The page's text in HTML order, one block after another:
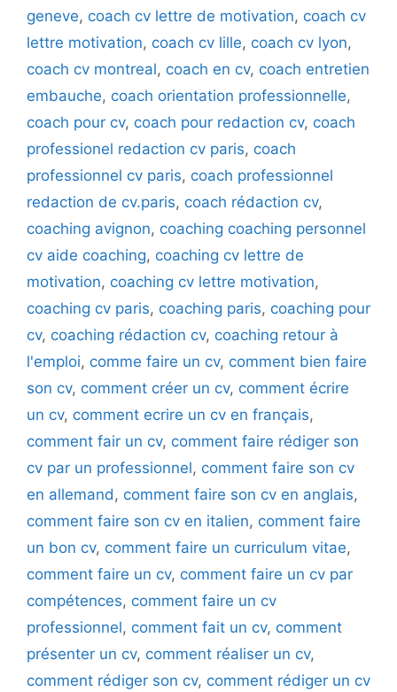
geneve, coach cv lettre de motivation, coach cv
lettre motivation, coach cv lille, coach cv lyon,
coach cv montreal, coach en cv, coach entretien
embauche, coach orientation professionnelle,
coach pour cv, coach pour redaction cv, coach
professionel redaction cv paris, coach
professionnel cv paris, coach professionnel
redaction de cv.paris, coach rédaction cv,
coaching avignon, coaching coaching personnel
cv aide coaching, coaching cv lettre de
motivation, coaching cv lettre motivation,
coaching cv paris, coaching paris, coaching pour
cv, coaching rédaction cv, coaching retour à
l'emploi, comme faire un cv, comment bien faire
son cv, comment créer un cv, comment écrire
un cv, comment ecrire un cv en français,
comment fair un cv, comment faire rédiger son
cv par un professionnel, comment faire son cv
en allemand, comment faire son cv en anglais,
comment faire son cv en italien, comment faire
un bon cv, comment faire un curriculum vitae,
comment faire un cv, comment faire un cv par
compétences, comment faire un cv
professionnel, comment fait un cv, comment
présenter un cv, comment réaliser un cv,
comment rédiger son cv, comment rédiger un cv